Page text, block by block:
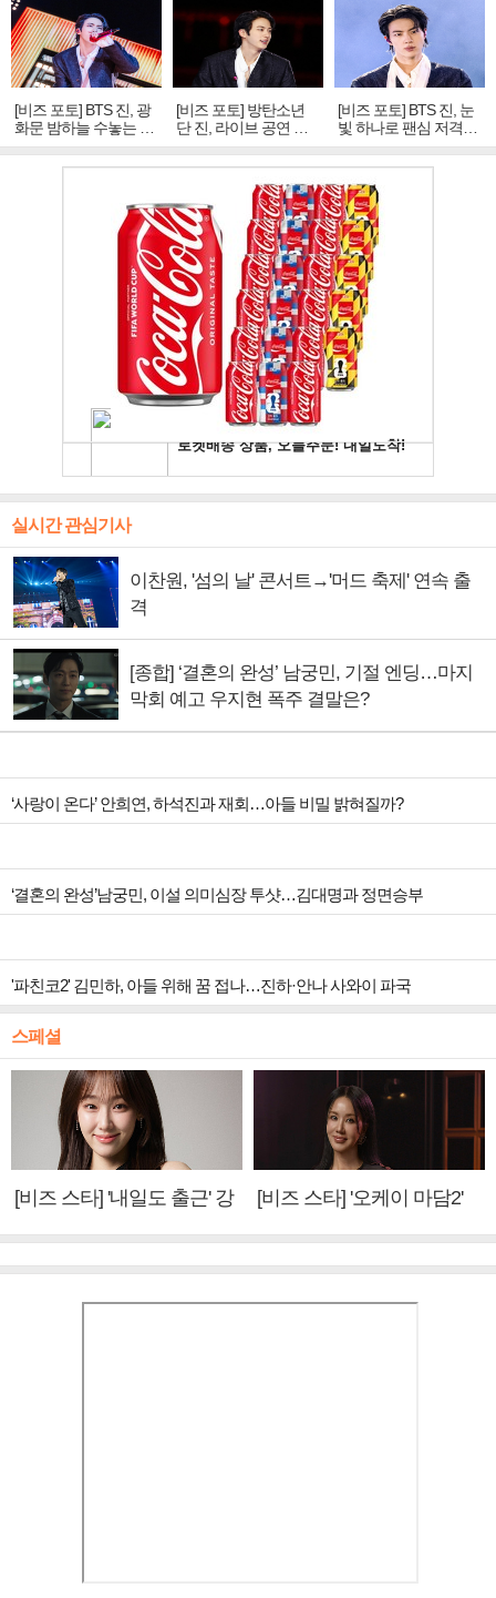
[비즈 포토] BTS 진, 광
화문 밤하늘 수놓는 '비
주얼 킹'의 열창
[비즈 포토] 방탄소년
단 진, 라이브 공연 중
빛나는 독보적 아우라
[비즈 포토] BTS 진, 눈
빛 하나로 팬심 저격…
독보적 카리스마
실시간 관심기사
이찬원, '섬의 날' 콘서트→'머드 축제' 연속 출
격
[종합] ‘결혼의 완성’ 남궁민, 기절 엔딩…마지
막회 예고 우지현 폭주 결말은?
‘사랑이 온다’ 안희연, 하석진과 재회…아들 비밀 밝혀질까?
‘결혼의 완성’남궁민, 이설 의미심장 투샷…김대명과 정면승부
'파친코2' 김민하, 아들 위해 꿈 접나…진하·안나 사와이 파국
스페셜
[비즈 스타] '내일도 출근' 강
[비즈 스타] '오케이 마담2'